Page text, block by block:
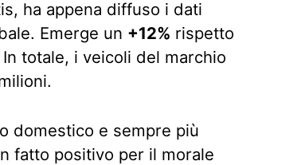
ha appena diffuso i dati
Emerge un +12% rispetto
totale, i veicoli del marchio
domestico e sempre più
fatto positivo per il morale